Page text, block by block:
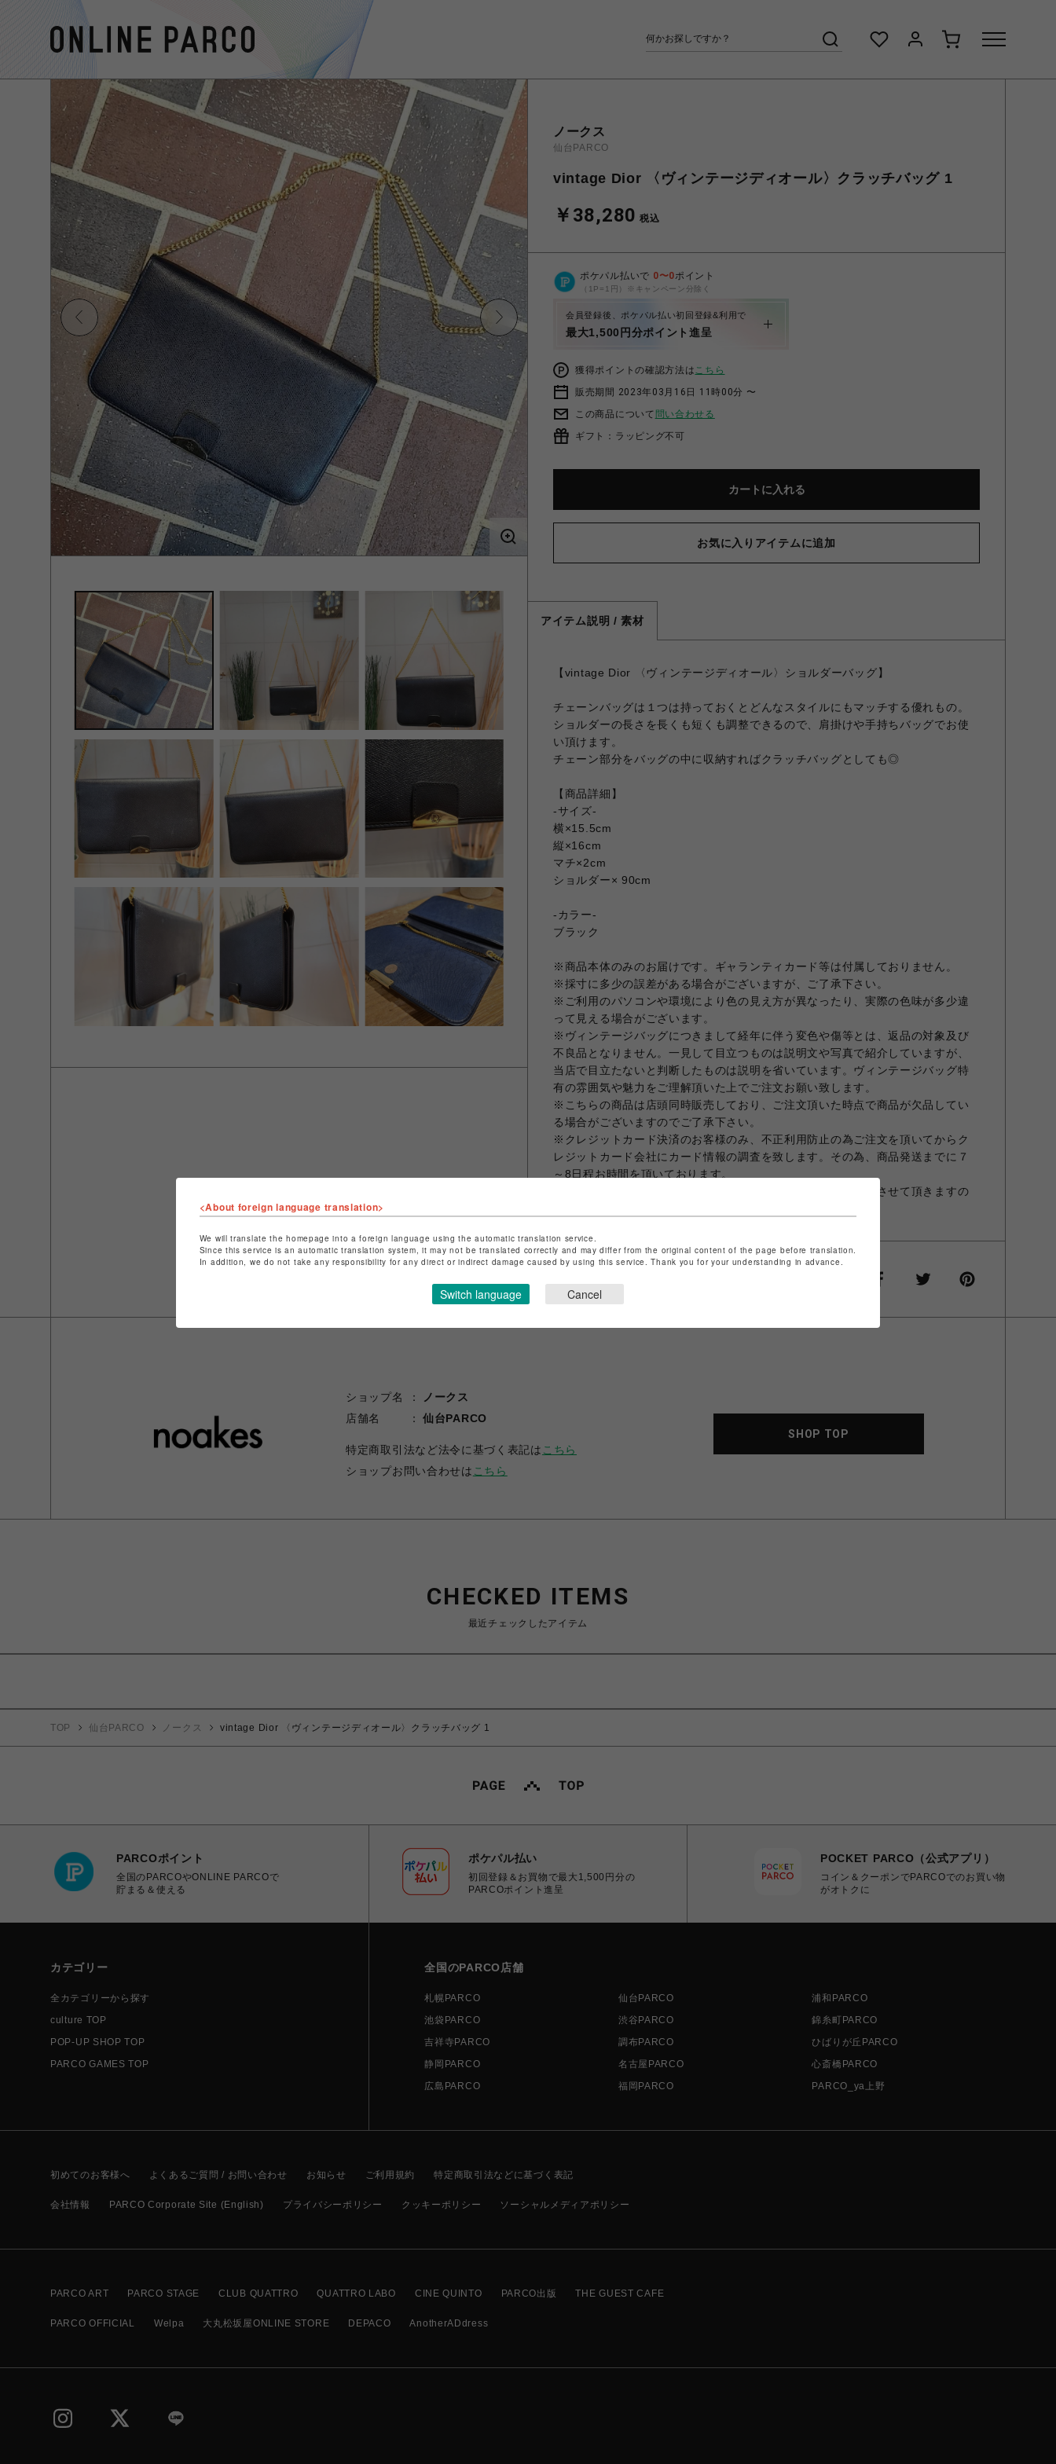
ノークス
仙台PARCO
vintage Dior 〈ヴィンテージディオール〉クラッチバッグ 1
￥38,280 税込
ポケパル払いで 0〜0ポイント
（1P=1円）※キャンペーン分除く
会員登録後、ポケパル払い初回登録&利用で
最大1,500円分ポイント進呈
獲得ポイントの確認方法はこちら
販売期間 2023年03月16日 11時00分 〜
この商品について 問い合わせる
ギフト：ラッピング不可
カートに入れる
お気に入りアイテムに追加
アイテム説明 / 素材
【vintage Dior 〈ヴィンテージディオール〉ショルダーバッグ】
チェーンバッグは１つは持っておくとどんなスタイルにもマッチする優れもの。
ショルダーの長さを長くも短くも調整できるので、肩掛けや手持ちバッグでお使
い頂けます。
チェーン部分をバッグの中に収納すればクラッチバッグとしても◎
【商品詳細】
-サイズ-
横×15.5cm
縦×16cm
マチ×2cm
ショルダー× 90cm
-カラー-
ブラック
※商品本体のみのお届けです。ギャランティカード等は付属しておりません。
※採寸に多少の誤差がある場合がございますが、ご了承下さい。
※ご利用のパソコンや環境により色の見え方が異なったり、実際の色味が多少違
って見える場合がございます。
※ヴィンテージバッグにつきまして経年に伴う変色や傷等とは、返品の対象及び
不良品となりません。一見して目立つものは説明文や写真で紹介していますが、
当店で目立たないと判断したものは説明を省いています。ヴィンテージバッグ特
有の雰囲気や魅力をご理解頂いた上でご注文お願い致します。
※こちらの商品は店頭同時販売しており、ご注文頂いた時点で商品が欠品してい
る場合がございますのでご了承下さい。
※クレジットカード決済のお客様のみ、不正利用防止の為ご注文を頂いてからク
レジットカード会社にカード情報の調査を致します。その為、商品発送までに７
～8日程お時間を頂いております。
商品発送の際に当店よりご本人確認のため、お電話にてご連絡させて頂きますの
ショップ名
ノークス
店舗名
仙台PARCO
特定商取引法など法令に基づく表記は こちら
ショップお問い合わせは こちら
SHOP TOP
CHECKED ITEMS
最近チェックしたアイテム
TOP 仙台PARCO ノークス vintage Dior 〈ヴィンテージディオール〉クラッチバッグ 1
PARCOポイント
全国のPARCOやONLINE PARCOで
貯まる＆使える
ポケパル払い
初回登録＆お買物で最大1,500円分の
PARCOポイント進呈
POCKET PARCO（公式アプリ）
コイン＆クーポンでPARCOでのお買い物
がオトクに
カテゴリー
全カテゴリーから探す
culture TOP
POP-UP SHOP TOP
PARCO GAMES TOP
全国のPARCO店舗
札幌PARCO 仙台PARCO
浦和PARCO
池袋PARCO
渋谷PARCO
錦糸町PARCO
吉祥寺PARCO
調布PARCO
ひばりが丘PARCO
静岡PARCO
名古屋PARCO
心斎橋PARCO
広島PARCO
福岡PARCO PARCO_ya上野
初めてのお客様へ よくあるご質問 / お問い合わせ お知らせ ご利用規約 特定商取引法などに基づく表記
会社情報 PARCO Corporate Site (English) プライバシーポリシー クッキーポリシー ソーシャルメディアポリシー
PARCO ART PARCO STAGE CLUB QUATTRO QUATTRO LABO CINE QUINTO PARCO出版 THE GUEST CAFE
PARCO OFFICIAL Welpa 大丸松坂屋ONLINE STORE DEPACO AnotherADdress
<About foreign language translation>
We will translate the homepage into a foreign language using the automatic translation service.
Since this service is an automatic translation system, it may not be translated correctly and may differ from the original content of the page before translation.
In addition, we do not take any responsibility for any direct or indirect damage caused by using this service. Thank you for your understanding in advance.
Switch language Cancel